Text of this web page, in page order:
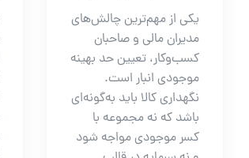
یکی از مهم‌ترین چالش‌های
مدیران مالی و صاحبان
کسب‌وکار، تعیین حد بهینه
موجودی انبار است.
نگهداری کالا باید به‌گونه‌ای
باشد که نه مجموعه با
کسر موجودی مواجه شود